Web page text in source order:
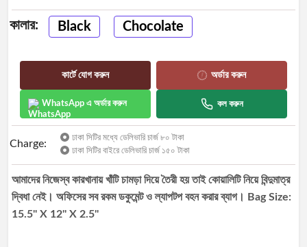
কালার: Black Chocolate
কার্টে যোগ করুন অর্ডার করুন
WhatsApp এ অর্ডার করুন কল করুন
Charge:
ঢাকা সিটির মধ্যে ডেলিভারি চার্জ ৮০ টাকা
ঢাকা সিটির বাইরে ডেলিভারি চার্জ ১৫০ টাকা
আমাদের নিজেস্ব কারখানায় খাঁটি চামড়া দিয়ে তৈরী হয় তাই কোয়ালিটি নিয়ে বিন্দুমাত্র
দ্বিধা নেই। অফিসের সব রকম ডকুমেন্ট ও ল্যাপটপ বহন করার ব্যাগ। Bag Size:
15.5'' X 12'' X 2.5''